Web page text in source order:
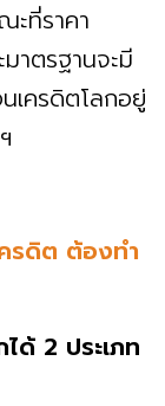
ที่ราคา
าตรฐานจะมี
เครดิตโลกอยู่
รดิต ต้องทำ
ด้ 2 ประเภท